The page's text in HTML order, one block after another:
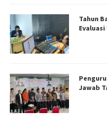
Tahun
Jawab